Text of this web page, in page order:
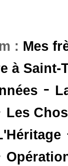
: Mes
à Saint-
-
Les